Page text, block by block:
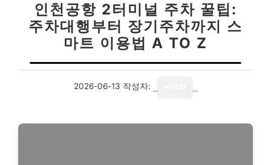
인천공항 2터미널 주차 꿀팁:
주차대행부터 장기주차까지 스
마트 이용법 A TO Z
2026-06-13 작성자: